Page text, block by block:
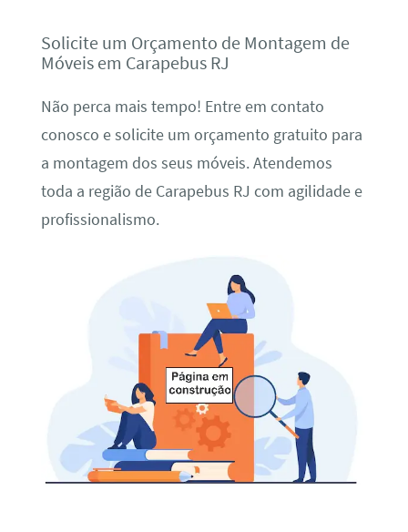
Solicite um Orçamento de Montagem de
Móveis em Carapebus RJ
Não perca mais tempo! Entre em contato
conosco e solicite um orçamento gratuito para
a montagem dos seus móveis. Atendemos
toda a região de Carapebus RJ com agilidade e
profissionalismo.